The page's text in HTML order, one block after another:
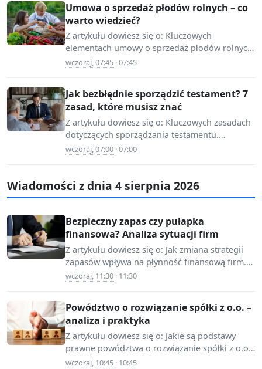
Umowa o sprzedaż płodów rolnych – co
warto wiedzieć?
Z artykułu dowiesz się o: Kluczowych
elementach umowy o sprzedaż płodów rolnych.
Obowiązkach rolnika przy zawieraniu umowy.
wczoraj, 07:45 · 07:45
Jak bezbłędnie sporządzić testament? 7
zasad, które musisz znać
Z artykułu dowiesz się o: Kluczowych zasadach
dotyczących sporządzania testamentu.
Znaczeniu zgodności z prawem dla ważności
wczoraj, 07:00 · 07:00
Wiadomości z dnia 4 sierpnia 2026
Bezpieczny zapas czy pułapka
finansowa? Analiza sytuacji firm
Z artykułu dowiesz się o: Jak zmiana strategii
zapasów wpływa na płynność finansową firm.
Rola zakłóceń w łańcuchach dostaw w…
wczoraj, 11:30 · 11:30
Powództwo o rozwiązanie spółki z o.o. –
analiza i praktyka
Z artykułu dowiesz się o: Jakie są podstawy
prawne powództwa o rozwiązanie spółki z o.o.
Jakie są skutki konfliktu między…
wczoraj, 10:45 · 10:45